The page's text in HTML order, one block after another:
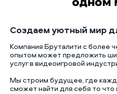
Создаем уютный мир
Компания Бруталити с более
опытом может предложить
услуг в видеоигровой
Мы строим будущее, где
сможет найти для себя то что